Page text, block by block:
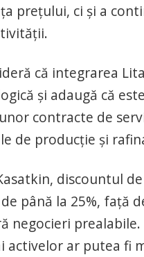
prețului, ci și a
că integrarea
și adaugă că
contracte de
de producție și
discountul
până la 25%, față
negocieri
activelor ar putea fi